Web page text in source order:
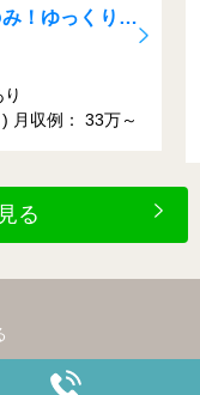
！ゆっくり運
月収例： 33万～
る